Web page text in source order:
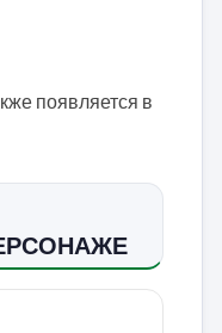
появляется в